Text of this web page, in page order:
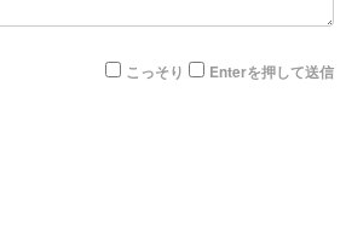
こっそり Enterを押して送信